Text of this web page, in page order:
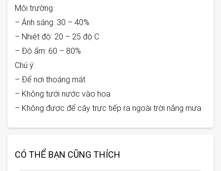
Môi trường:
– Ánh sáng: 30 – 40%
– Nhiệt độ: 20 – 25 độ C
– Độ ẩm: 60 – 80%
Chú ý:
– Để nơi thoáng mát
– Không tưới nước vào hoa
– Không được để cây trực tiếp ra ngoài trời nắng mưa
CÓ THỂ BẠN CŨNG THÍCH